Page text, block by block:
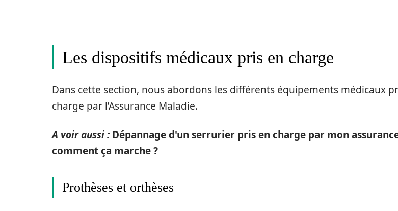
Les dispositifs médicaux pris en charge
Dans cette section, nous abordons les différents équipements médicaux
charge par l’Assurance Maladie.
A voir aussi : Dépannage d'un serrurier pris en charge par mon
comment ça marche ?
Prothèses et orthèses